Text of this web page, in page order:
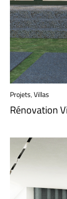
Projets,Villas
Rénovation